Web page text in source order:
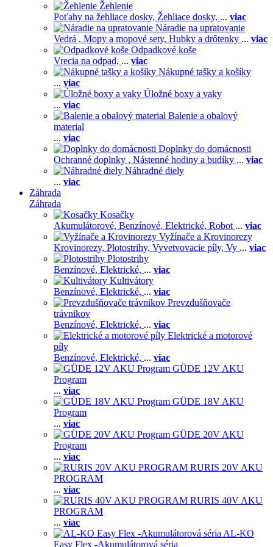
Žehlenie
Poťahy na žehliace dosky, Žehliace dosky, ... viac
Náradie na upratovanie
Vedrá , Mopy a mopové sety, Hubky a drôtenky ... viac
Odpadkové koše
Vrecia na odpad, ... viac
Nákupné tašky a košíky
... viac
Úložné boxy a vaky
... viac
Balenie a obalový
material
... viac
Doplnky do domácnosti
Ochranné doplnky , Nástenné hodiny a budíky ... viac
Náhradné diely
... viac
Záhrada
Záhrada
Kosačky
Akumulátorové, Benzínové, Elektrické, Robot ... viac
Vyžínače a Krovinorezy
Krovinorezy, Plotostrihy, Vyvetvovacie píly, Vy ... viac
Plotostrihy
Benzínové, Elektrické, ... viac
Kultivátory
Benzínové, Elektrické, ... viac
Prevzdušňovače
trávnikov
Benzínové, Elektrické, ... viac
Elektrické a motorové
píly
Benzínové, Elektrické, ... viac
GÜDE 12V AKU
Program
... viac
GÜDE 18V AKU
Program
... viac
GÜDE 20V AKU
Program
... viac
RURIS 20V AKU
PROGRAM
... viac
RURIS 40V AKU
PROGRAM
... viac
AL-KO
Easy Flex -Akumulátorová séria